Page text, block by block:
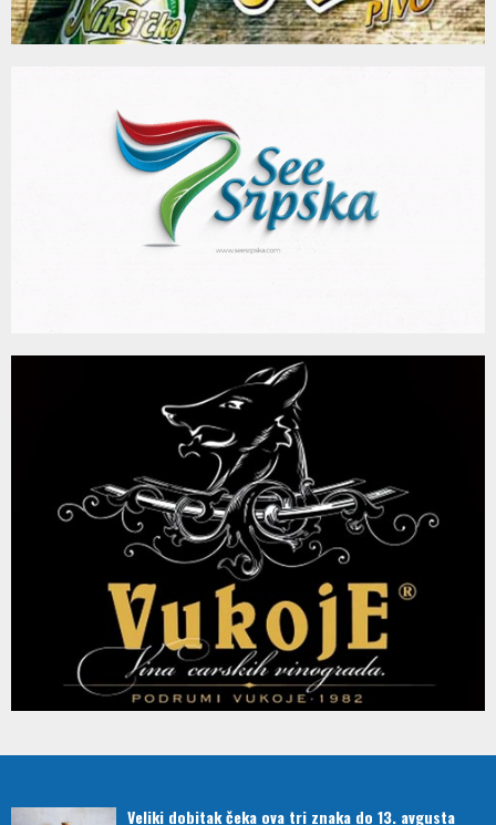
Veliki dobitak čeka ova tri znaka do 13. avgusta